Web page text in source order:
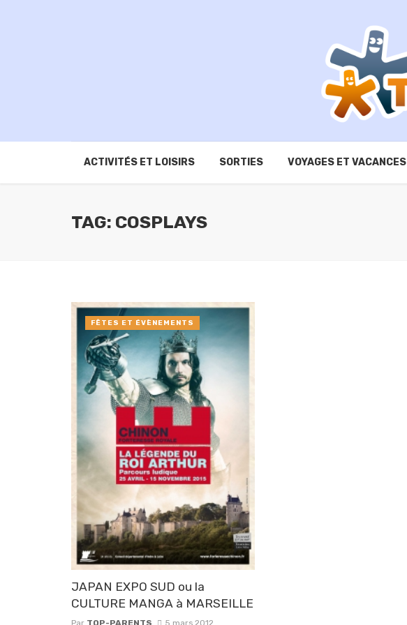
ACTIVITÉS ET LOISIRS SORTIES VOYAGES ET VACANCES
TAG: COSPLAYS
JAPAN EXPO SUD ou la
CULTURE MANGA à MARSEILLE
FÊTES ET ÉVÈNEMENTS